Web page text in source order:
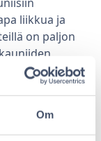
Om
liikkua ja
on paljon
monipuolisia
täydellinen